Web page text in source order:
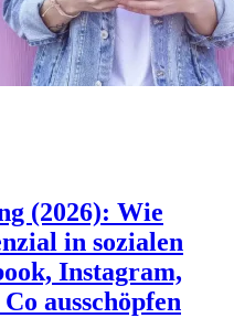
(2026): Wie
in sozialen
Instagram,
ausschöpfen